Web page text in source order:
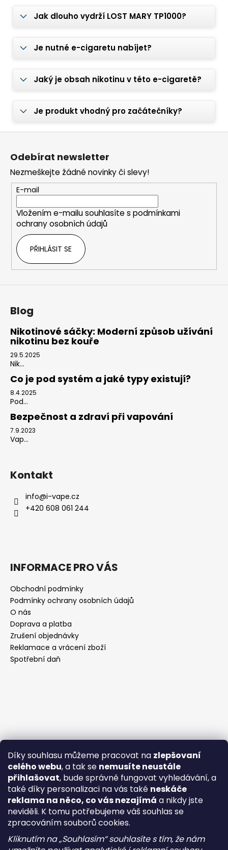
Díky souhlasu můžeme pracovat na zlepšovaní
celého webu, a tak se nemusíte neustále
přihlašovat, bude správně fungovat vyhledávání, a
také díky personalizaci na vás také neskáče
reklama na něco, co vás nezajímá a nikdy jste
neviděli. K tomu potřebujeme váš souhlas se
zpracováním souborů cookies.
Kliknutím na „Souhlasím“ souhlasíte s tím, že nám
Jak dlouho vydrží LOST MARY TP1000?
Je nutné e-cigaretu nabíjet?
Jaký je obsah nikotinu v této e-cigaretě?
Je produkt vhodný pro začátečníky?
Z
Odebírat newsletter
Nezmeškejte žádné novinky či slevy!
E-mail
Vložením e-mailu souhlasíte s podmínkami
ochrany osobních údajů
PŘIHLÁSIT SE
Blog
Nikotinové sáčky: Moderní způsob užívání
nikotinu bez kouře
29.5.2025
Nik...
Co je pod systém a jaké typy existují?
8.4.2025
Pod...
Bezpečnost a zdraví při vapování
7.9.2023
Vap...
Kontakt
info@i-vape.cz
+420 608 061 244
INFORMACE PRO VÁS
Obchodní podmínky
Podmínky ochrany osobních údajů
O nás
Doprava a platba
Zrušení objednávky
Reklamace a vrácení zboží
Spotřební daň